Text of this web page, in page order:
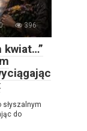
396
słyszalnym
do